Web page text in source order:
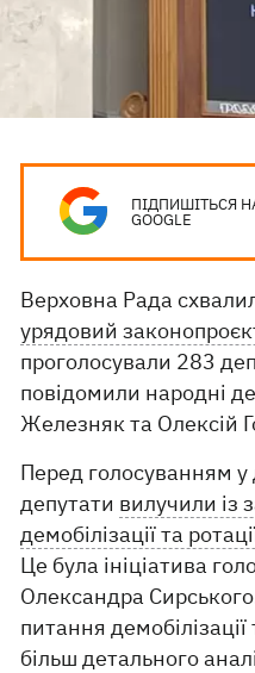
ПІДПИШІТЬСЯ
GOOGLE
Верховна Рада
урядовий
проголосували 283
повідомили народні
Железняк та Олексій
Перед голосуванням у
депутати вилучили із
демобілізації та
Це була ініціатива
Олександра
питання
більш детального